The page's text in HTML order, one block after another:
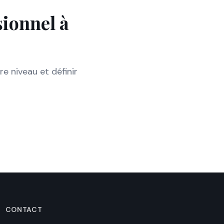
à
niveau et définir
CONTACT